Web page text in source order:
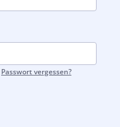
Passwort vergessen?